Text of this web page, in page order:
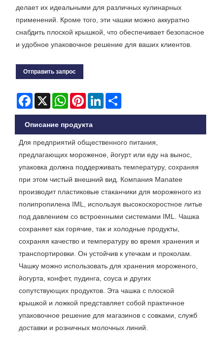
делает их идеальными для различных кулинарных
применений. Кроме того, эти чашки можно аккуратно
снабдить плоской крышкой, что обеспечивает безопасное
и удобное упаковочное решение для ваших клиентов.
Отправить запрос
Facebook
X WhatsAppPinterestLinkedIn
Описание продукта
Для предприятий общественного питания,
предлагающих мороженое, йогурт или еду на вынос,
упаковка должна поддерживать температуру, сохраняя
при этом чистый внешний вид. Компания Manatee
производит пластиковые стаканчики для мороженого из
полипропилена IML, используя высокоскоростное литье
под давлением со встроенными системами IML. Чашка
сохраняет как горячие, так и холодные продукты,
сохраняя качество и температуру во время хранения и
транспортировки. Он устойчив к утечкам и проколам.
Чашку можно использовать для хранения мороженого,
йогурта, конфет, пудинга, соуса и других
сопутствующих продуктов. Эта чашка с плоской
крышкой и ложкой представляет собой практичное
упаковочное решение для магазинов с совками, служб
доставки и розничных молочных линий.